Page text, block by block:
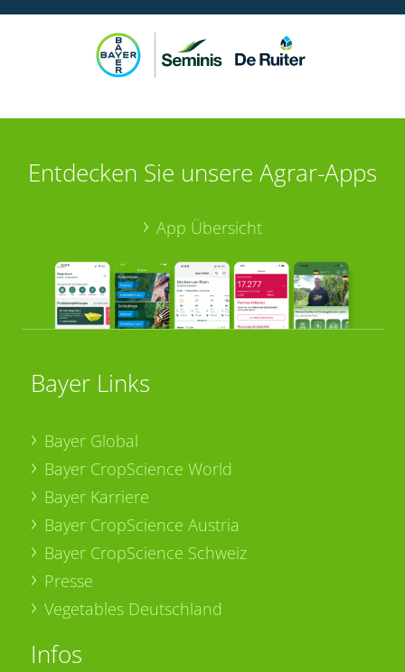
Entdecken Sie unsere Agrar-Apps
App Übersicht
Bayer Links
Bayer Global
Bayer CropScience World
Bayer Karriere
Bayer CropScience Austria
Bayer CropScience Schweiz
Presse
Vegetables Deutschland
Infos